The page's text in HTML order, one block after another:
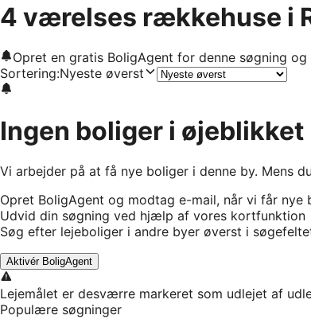
4 værelses rækkehuse i
Opret en gratis BoligAgent for denne søgning
Sortering:Nyeste øverst
Ingen boliger i øjeblikket
Vi arbejder på at få nye boliger i denne by. Mens
Opret BoligAgent og modtag e-mail, når vi får nye
Udvid din søgning ved hjælp af vores kortfunktion
Søg efter lejeboliger i andre byer øverst i
Aktivér BoligAgent
Lejemålet er desværre markeret som udlejet af
Populære søgninger